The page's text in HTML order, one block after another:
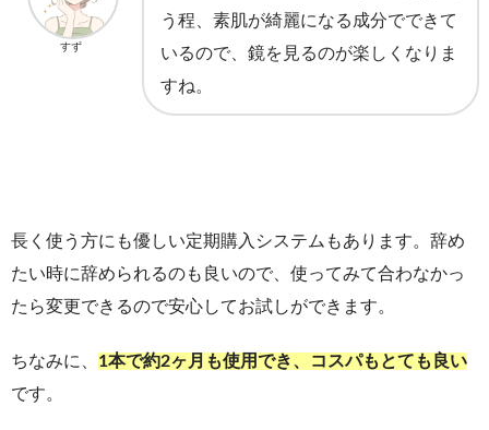
う程、素肌が綺麗になる成分でできて
いるので、鏡を見るのが楽しくなりま
すね。
すず
長く使う方にも優しい定期購入システムもあります。辞め
たい時に辞められるのも良いので、使ってみて合わなかっ
たら変更できるので安心してお試しができます。
ちなみに、 1本で約2ヶ月も使用でき、コスパもとても良い
です。